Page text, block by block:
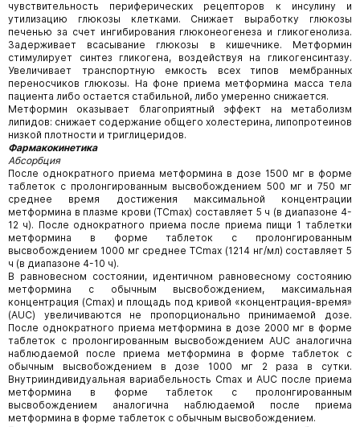
чувствительность периферических рецепторов к инсулину и
утилизацию глюкозы клетками. Снижает выработку глюкозы
печенью за счет ингибирования глюконеогенеза и гликогенолиза.
Задерживает всасывание глюкозы в кишечнике. Метформин
стимулирует синтез гликогена, воздействуя на гликогенсинтазу.
Увеличивает транспортную емкость всех типов мембранных
переносчиков глюкозы. На фоне приема метформина масса тела
пациента либо остается стабильной, либо умеренно снижается.
Метформин оказывает благоприятный эффект на метаболизм
липидов: снижает содержание общего холестерина, липопротеинов
низкой плотности и триглицеридов.
Фармакокинетика
Абсорбция
После однократного приема метформина в дозе 1500 мг в форме
таблеток с пролонгированным высвобождением 500 мг и 750 мг
среднее время достижения максимальной концентрации
метформина в плазме крови (ТСmах) составляет 5 ч (в диапазоне 4-
12 ч). После однократного приема после приема пищи 1 таблетки
метформина в форме таблеток с пролонгированным
высвобождением 1000 мг среднее ТСmах (1214 нг/мл) составляет 5
ч (в диапазоне 4-10 ч).
В равновесном состоянии, идентичном равновесному состоянию
метформина с обычным высвобождением, максимальная
концентрация (Сmах) и площадь под кривой «концентрация-время»
(AUC) увеличиваются не пропорционально принимаемой дозе.
После однократного приема метформина в дозе 2000 мг в форме
таблеток с пролонгированным высвобождением AUC аналогична
наблюдаемой после приема метформина в форме таблеток с
обычным высвобождением в дозе 1000 мг 2 раза в сутки.
Внутрииндивидуальная вариабельность Сmах и AUC после приема
метформина в форме таблеток с пролонгированным
высвобождением аналогична наблюдаемой после приема
метформина в форме таблеток с обычным высвобождением.